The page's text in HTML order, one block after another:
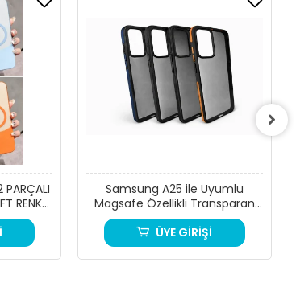
PARÇALI
RENKLİ
KILIFI
Samsung A25 ile Uyumlu
Magsafe Özellikli Transparan
Akrilik Telefon Kılıfı
ÜYE GİRİŞİ